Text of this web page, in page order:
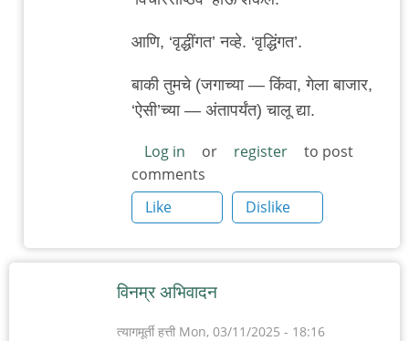
वार्ताहरांविरुद्ध
माफ
न
दिवस
by
त्यागमूर्ती
आणि, ‘वृद्धींगत’ नव्हे. ‘वृद्धिंगत’.
बाकी तुमचे (जगाच्या — किंवा, गेला बाजार,
‘ऐसी’च्या — अंतापर्यंत) चालू द्या.
Log in or register
to post
comments
Like
Dislike
विनम्र अभिवादन
त्यागमूर्ती हत्ती Mon, 03/11/2025 - 18:16